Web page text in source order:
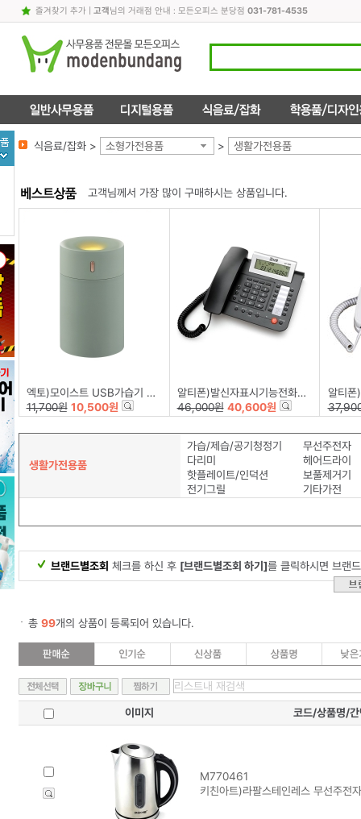
즐겨찾기 추가| 고객님의 거래점 안내 : 모든오피스 분당점 031-781-4535
식음료/잡화 > 소형가전용품 > 생활가전용품
고객님께서 가장 많이 구매하시는 상품입니다.
엑토)모이스트 USB가습기 HMD-12
11,700원 10,500원
알티폰)발신자표시기능전화기RT-1600
46,000원 40,600원
알티폰)발
생활가전용품
가습/제습/공기청정기
무선주전자
다리미
헤어드라이
핫플레이트/인덕션
보풀제거기
전기그릴
기타가전
브랜드별조회 체크를 하신 후 [브랜드별조회 하기]를 클릭하시면 브랜
총 99개의 상품이 등록되어 있습니다.
이미지 코드/상품명/간
M770461
키친아트)라팔스테인레스 무선주